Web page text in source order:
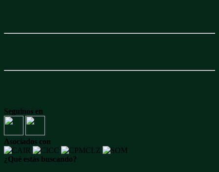
Seguinos en
Asociados con
¿Qué estás buscando?